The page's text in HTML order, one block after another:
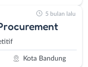
Kota Bandung
5 bulan lalu